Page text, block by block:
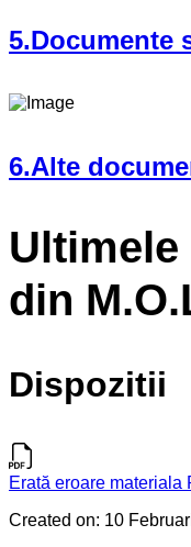
5.Documente
6.Alte
din
Dispozitii
Erată eroare materiala
Created on: 10